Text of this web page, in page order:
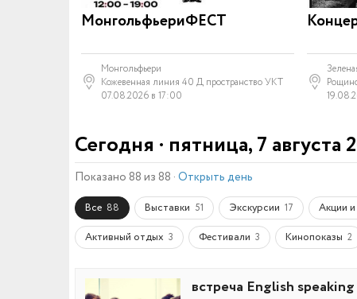
МонгольфьериФЕСТ
Монгольфьери
Кожевенная линия 40 Д пространство УКТ
07.08.2026 в 17:00
Сегодня · пятница, 7 августа
Показано 88 из 88 · Открыть день
Все 88 Выставки 51 Экскурсии 17 Акции
Активный отдых 3 Фестивали 3 Кинопоказы 2
встреча English